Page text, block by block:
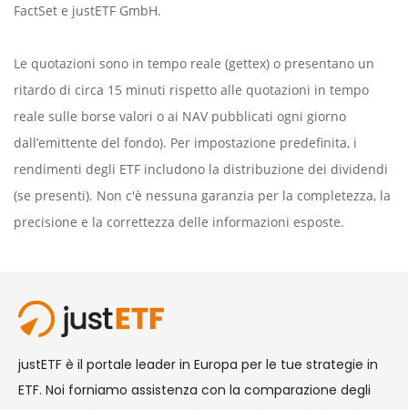
FactSet e justETF GmbH.
Le quotazioni sono in tempo reale (gettex) o presentano un
ritardo di circa 15 minuti rispetto alle quotazioni in tempo
reale sulle borse valori o ai NAV pubblicati ogni giorno
dall’emittente del fondo). Per impostazione predefinita, i
rendimenti degli ETF includono la distribuzione dei dividendi
(se presenti). Non c'è nessuna garanzia per la completezza, la
precisione e la correttezza delle informazioni esposte.